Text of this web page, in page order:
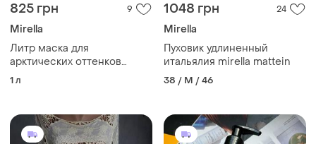
825 грн 9
Mirella
Литр маска для
арктических оттенков
блонд arctic mirella
1 л
1048 грн 24
Mirella
Пуховик удлиненный
итальялия mirella mattein
38 / M / 46